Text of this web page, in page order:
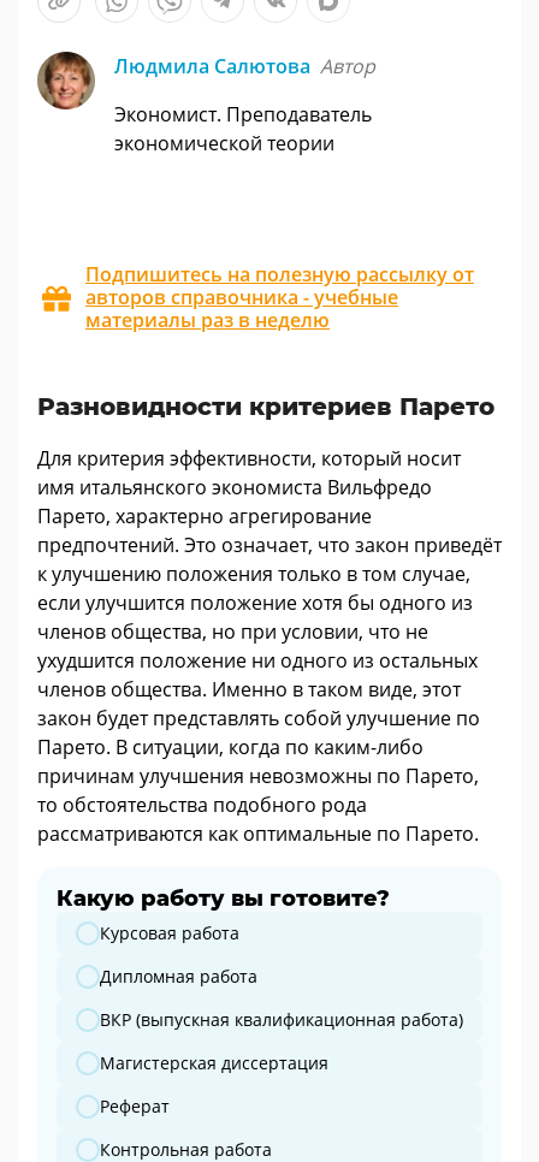
Людмила Салютова Автор
Экономист. Преподаватель
экономической теории
Подпишитесь на полезную рассылку от
авторов справочника - учебные
материалы раз в неделю
Разновидности критериев Парето
Для критерия эффективности, который носит
имя итальянского экономиста Вильфредо
Парето, характерно агрегирование
предпочтений. Это означает, что закон приведёт
к улучшению положения только в том случае,
если улучшится положение хотя бы одного из
членов общества, но при условии, что не
ухудшится положение ни одного из остальных
членов общества. Именно в таком виде, этот
закон будет представлять собой улучшение по
Парето. В ситуации, когда по каким-либо
причинам улучшения невозможны по Парето,
то обстоятельства подобного рода
рассматриваются как оптимальные по Парето.
Какую работу вы готовите?
Какую работу вы готовите?
Курсовая работа
Дипломная работа
ВКР (выпускная квалификационная работа)
Магистерская диссертация
Реферат
Контрольная работа